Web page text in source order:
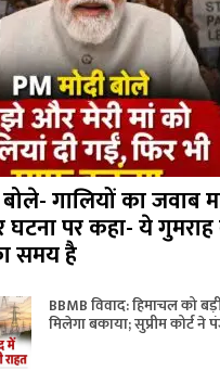
बोले- गालियों का जवाब
पर कहा- ये गुमराह
समय है
BBMB विवाद: हिमाचल को
मिलेगा बकाया; सुप्रीम कोर्ट ने